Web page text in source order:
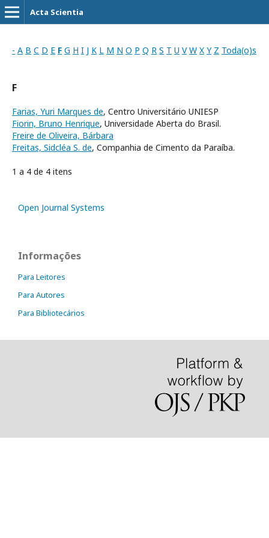
Acta Scientia
- A B C D E F G H I J K L M N O P Q R S T U V W X Y Z Toda(o)s
F
Farias, Yuri Marques de, Centro Universitário UNIESP
Fiorin, Bruno Henrique, Universidade Aberta do Brasil.
Freire de Oliveira, Bárbara
Freitas, Sidcléa S. de, Companhia de Cimento da Paraíba.
1 a 4 de 4 itens
Open Journal Systems
Informações
Para Leitores
Para Autores
Para Bibliotecários